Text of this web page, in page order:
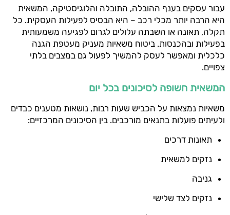
עבור עסקים בענף ההובלה, התובלה והלוגיסטיקה, המשאית
היא הרבה יותר מכלי רכב – היא הבסיס לפעילות העסקית. כל
תקלה, תאונה או השבתה עלולים לגרום לפגיעה משמעותית
בפעילות ובהכנסות. ביטוח משאיות מעניק מעטפת הגנה
כלכלית ומאפשר לעסק להמשיך לפעול גם במצבים בלתי
צפויים.
המשאית חשופה לסיכונים בכל יום
משאיות נמצאות על הכביש שעות רבות, נושאות מטענים כבדים
ולעיתים פועלות בתנאים מורכבים. בין הסיכונים המרכזיים:
תאונות דרכים
נזקים למשאית
גניבה
נזקים לצד שלישי